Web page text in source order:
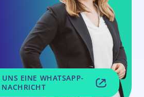
UNS EINE WHATSAPP-
NACHRICHT